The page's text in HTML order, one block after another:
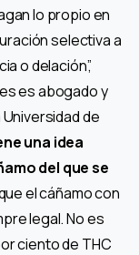
lo propio en
selectiva a
o delación”,
es abogado y
de
una idea
del que se
el cáñamo con
legal. No es
ciento de THC